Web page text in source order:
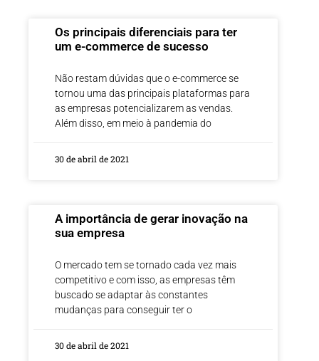
Os principais diferenciais para ter
um e-commerce de sucesso
Não restam dúvidas que o e-commerce se
tornou uma das principais plataformas para
as empresas potencializarem as vendas.
Além disso, em meio à pandemia do
30 de abril de 2021
A importância de gerar inovação na
sua empresa
O mercado tem se tornado cada vez mais
competitivo e com isso, as empresas têm
buscado se adaptar às constantes
mudanças para conseguir ter o
30 de abril de 2021